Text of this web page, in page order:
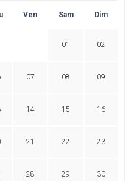
Ven Sam Dim
01 02
07 08 09
14 15 16
21 22 23
28 29 30